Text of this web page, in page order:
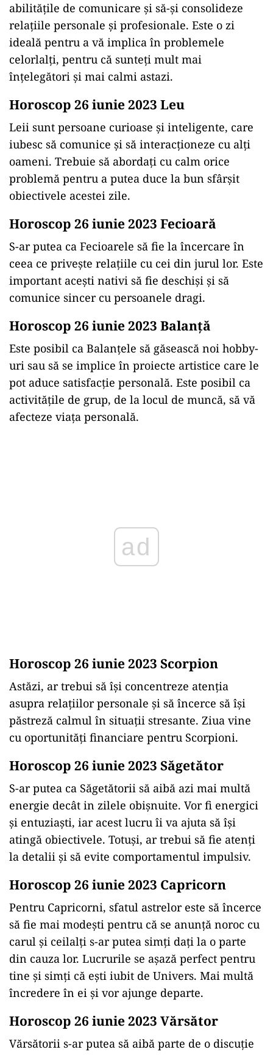
abilitățile de comunicare și să-și consolideze
relațiile personale și profesionale. Este o zi
ideală pentru a vă implica în problemele
celorlalți, pentru că sunteți mult mai
înțelegători și mai calmi astazi.
Horoscop 26 iunie 2023 Leu
Leii sunt persoane curioase și inteligente, care
iubesc să comunice și să interacționeze cu alți
oameni. Trebuie să abordați cu calm orice
problemă pentru a putea duce la bun sfârșit
obiectivele acestei zile.
Horoscop 26 iunie 2023 Fecioară
S-ar putea ca Fecioarele să fie la încercare în
ceea ce privește relațiile cu cei din jurul lor. Este
important acești nativi să fie deschiși și să
comunice sincer cu persoanele dragi.
Horoscop 26 iunie 2023 Balanţă
Este posibil ca Balanțele să găsească noi hobby-
uri sau să se implice în proiecte artistice care le
pot aduce satisfacție personală. Este posibil ca
activitățile de grup, de la locul de muncă, să vă
afecteze viața personală.
ad
Horoscop 26 iunie 2023 Scorpion
Astăzi, ar trebui să își concentreze atenția
asupra relațiilor personale și să încerce să își
păstreză calmul în situații stresante. Ziua vine
cu oportunități financiare pentru Scorpioni.
Horoscop 26 iunie 2023 Săgetător
S-ar putea ca Săgetătorii să aibă azi mai multă
energie decât in zilele obișnuite. Vor fi energici
și entuziaști, iar acest lucru îi va ajuta să își
atingă obiectivele. Totuși, ar trebui să fie atenți
la detalii și să evite comportamentul impulsiv.
Horoscop 26 iunie 2023 Capricorn
Pentru Capricorni, sfatul astrelor este să încerce
să fie mai modești pentru că se anunță noroc cu
carul și ceilalți s-ar putea simți dați la o parte
din cauza lor. Lucrurile se așază perfect pentru
tine și simți că ești iubit de Univers. Mai multă
încredere în ei și vor ajunge departe.
Horoscop 26 iunie 2023 Vărsător
Vărsătorii s-ar putea să aibă parte de o discuție